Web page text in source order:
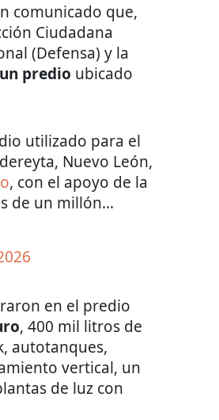
comunicado que,
Ciudadana
(Defensa) y la
predio ubicado
utilizado para el
Nuevo León,
, con el apoyo de la
de un millón…
en el predio
, 400 mil litros de
autotanques,
vertical, un
de luz con